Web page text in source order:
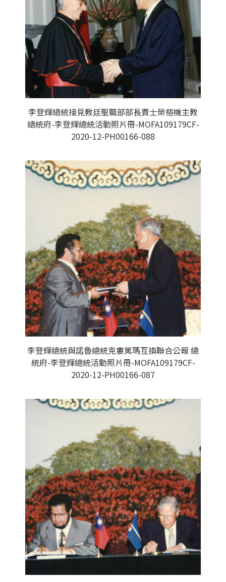
李登輝總統接見教廷聖職部部長賈士榮樞機主教
總統府-李登輝總統活動照片冊-MOFA109179CF-
2020-12-PH00166-088
李登輝總統與諾魯總統克婁篤瑪互換聯合公報 總
統府-李登輝總統活動照片冊-MOFA109179CF-
2020-12-PH00166-087